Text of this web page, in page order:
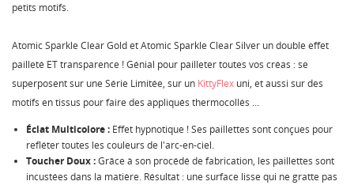
petits motifs.
Atomic Sparkle Clear Gold et Atomic Sparkle Clear Silver un double effet
pailleté ET transparence ! Génial pour pailleter toutes vos créas : se
superposent sur une Série Limitée, sur un KittyFlex uni, et aussi sur des
motifs en tissus pour faire des appliqués thermocollés ...
Éclat Multicolore : Effet hypnotique ! Ses paillettes sont conçues pour
refléter toutes les couleurs de l'arc-en-ciel.
Toucher Doux :Grâce à son procédé de fabrication, les paillettes sont
incustées dans la matière. Résultat : une surface lisse qui ne gratte pas